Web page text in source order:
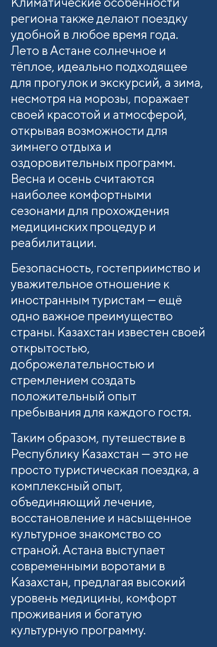
региона также делают поездку
удобной в любое время года.
Лето в Астане солнечное и
тёплое, идеально подходящее
для прогулок и экскурсий, а зима,
несмотря на морозы, поражает
своей красотой и атмосферой,
открывая возможности для
зимнего отдыха и
оздоровительных программ.
Весна и осень считаются
наиболее комфортными
сезонами для прохождения
медицинских процедур и
реабилитации.
Безопасность, гостеприимство и
уважительное отношение к
иностранным туристам — ещё
одно важное преимущество
страны. Казахстан известен своей
открытостью,
доброжелательностью и
стремлением создать
положительный опыт
пребывания для каждого гостя.
Таким образом, путешествие в
Республику Казахстан — это не
просто туристическая поездка, а
комплексный опыт,
объединяющий лечение,
восстановление и насыщенное
культурное знакомство со
страной. Астана выступает
современными воротами в
Казахстан, предлагая высокий
уровень медицины, комфорт
проживания и богатую
культурную программу.